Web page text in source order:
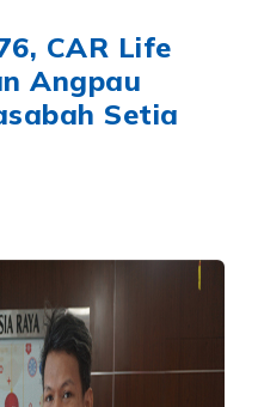
CAR Life
Angpau
Setia